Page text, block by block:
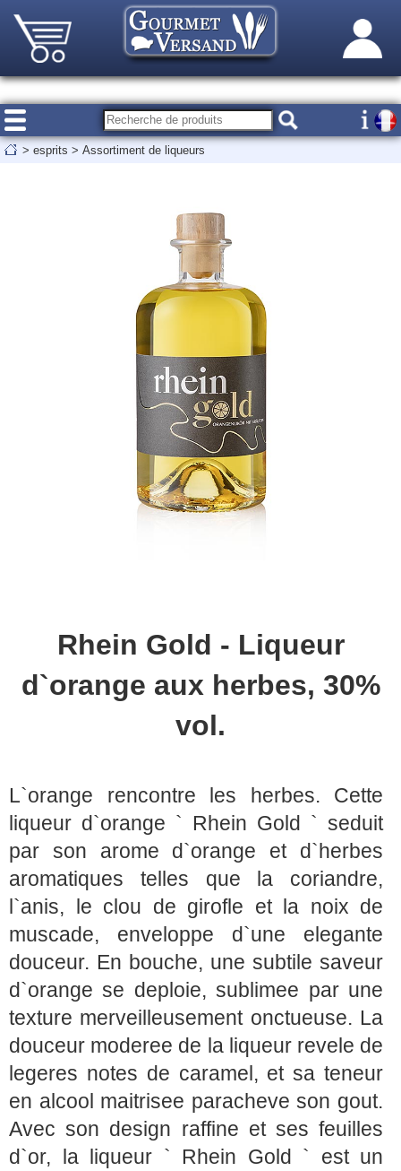
> esprits > Assortiment de liqueurs
Rhein Gold - Liqueur
d`orange aux herbes, 30%
vol.
L`orange rencontre les herbes. Cette
liqueur d`orange ` Rhein Gold ` seduit
par son arome d`orange et d`herbes
aromatiques telles que la coriandre,
l`anis, le clou de girofle et la noix de
muscade, enveloppe d`une elegante
douceur. En bouche, une subtile saveur
d`orange se deploie, sublimee par une
texture merveilleusement onctueuse. La
douceur moderee de la liqueur revele de
legeres notes de caramel, et sa teneur
en alcool maitrisee paracheve son gout.
Avec son design raffine et ses feuilles
d`or, la liqueur ` Rhein Gold ` est un